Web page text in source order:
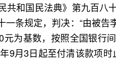
和国民法典》第九百八
条规定，判决：“由被
为基数，按照全国银行
9月3日起至付清该款项